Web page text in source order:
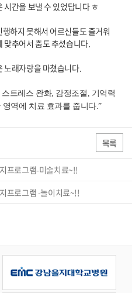
간을 보낼 수 있었답니다 ㅎ
하지 못해서 어르신들도 즐거워
맞추어서 춤도 추셨습니다.
노래자랑을 마쳤습니다.
트레스 완화, 감정조절, 기억력
역에 치료 효과를 줍니다.”
목록
프로그램-미술치료~!!
프로그램 -놀이치료~!!